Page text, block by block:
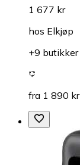
1 677 kr
hos Elkjøp
+9 butikker
fra 1 890 kr